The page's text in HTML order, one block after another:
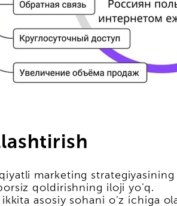
marketing
qoldirishning iloji yo'q.
asosiy sohani o'z ichiga